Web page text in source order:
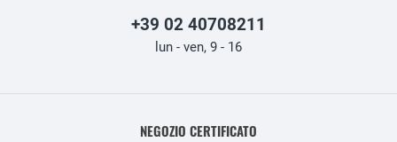
+39 02 40708211
lun - ven, 9 - 16
NEGOZIO CERTIFICATO